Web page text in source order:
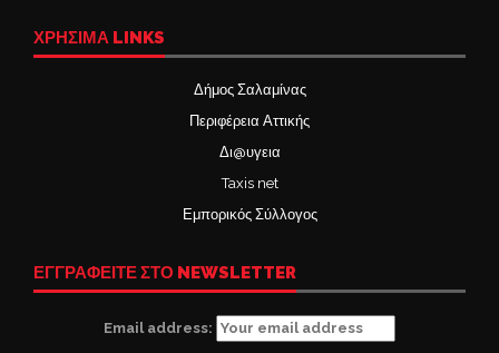
ΧΡΉΣΙΜΑ LINKS
Δήμος Σαλαμίνας
Περιφέρεια Αττικής
Δι@υγεια
Taxis net
Εμπορικός Σύλλογος
ΕΓΓΡΑΦΕΙΤΕ ΣΤΟ NEWSLETTER
Email address: